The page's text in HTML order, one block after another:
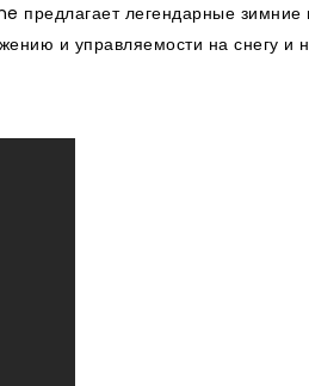
предлагает легендарные
и управляемости на снегу и